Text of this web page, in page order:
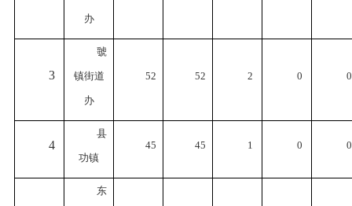
办
3
虢
镇街道
办
52 52 2 0 0
4
县
功镇
45 45 1 0 0
东